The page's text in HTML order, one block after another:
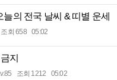
늘의 전국 날씨 & 띠별 운세
조회 658 05:02
지
조회 1212 05:02